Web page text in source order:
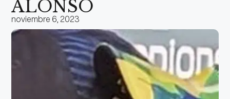
ALONSO
noviembre 6, 2023